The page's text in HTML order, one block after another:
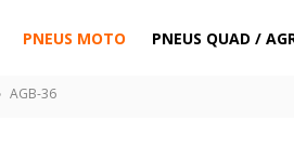
PNEUS MOTO PNEUS QUAD /
AGB-36